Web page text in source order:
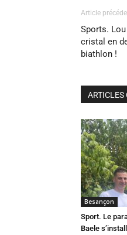
Article
Sports.
cristal en
biathlon !
ARTICLES
Besançon
Sport. Le
Baele